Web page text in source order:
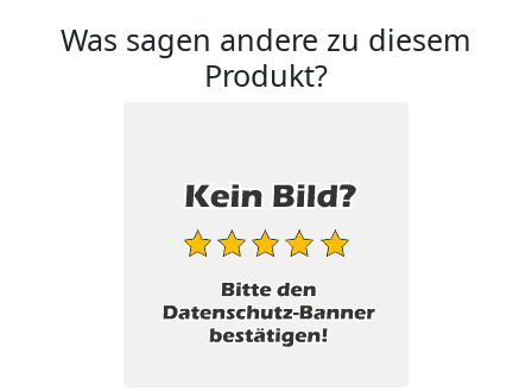
Was sagen andere zu diesem
Produkt?